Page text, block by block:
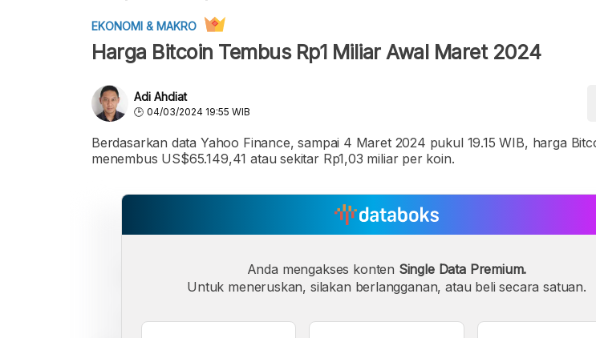
EKONOMI & MAKRO
Harga Bitcoin Tembus Rp1 Miliar Awal Maret 2024
Adi Ahdiat
04/03/2024 19:55 WIB
Berdasarkan data Yahoo Finance, sampai 4 Maret 2024 pukul 19.15 WIB, harga
menembus US$65.149,41 atau sekitar Rp1,03 miliar per koin.
Anda mengakses konten Single Data Premium.
Untuk meneruskan, silakan berlangganan, atau beli secara satuan.